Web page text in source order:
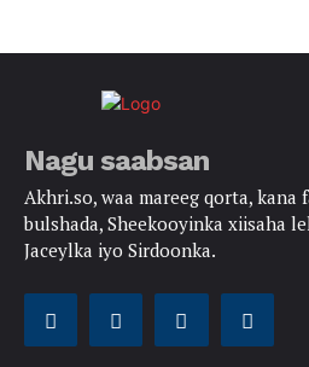
Nagu saabsan
Akhri.so, waa mareeg qorta, kana
bulshada, Sheekooyinka xiisaha
Jaceylka iyo Sirdoonka.